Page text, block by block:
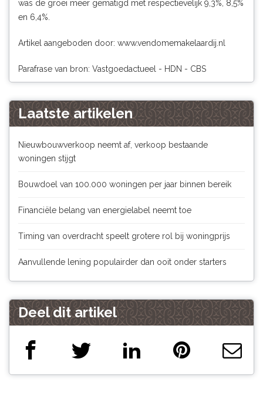
was de groei meer gematigd met respectievelijk 9,3%, 8,5%
en 6,4%.
Artikel aangeboden door: www.vendomemakelaardij.nl
Parafrase van bron: Vastgoedactueel - HDN - CBS
Laatste artikelen
Nieuwbouwverkoop neemt af, verkoop bestaande
woningen stijgt
Bouwdoel van 100.000 woningen per jaar binnen bereik
Financiële belang van energielabel neemt toe
Timing van overdracht speelt grotere rol bij woningprijs
Aanvullende lening populairder dan ooit onder starters
Deel dit artikel